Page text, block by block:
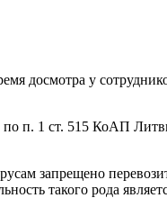
досмотра у
п. 1 ст. 515 КоАП
запрещено
такого рода